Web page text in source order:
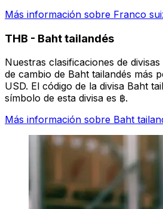
Más información sobre Franco
THB - Baht tailandés
Nuestras clasificaciones de
de cambio de Baht tailandés más
USD. El código de la divisa Baht
símbolo de esta divisa es ฿.
Más información sobre Baht